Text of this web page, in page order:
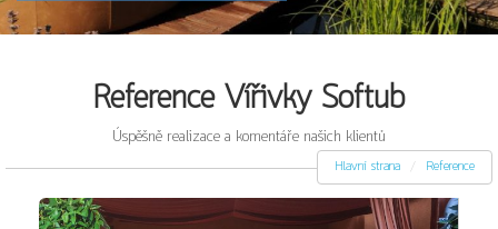
Reference Vířivky Softub
Úspěšně realizace a komentáře našich klientů
Hlavní strana Reference